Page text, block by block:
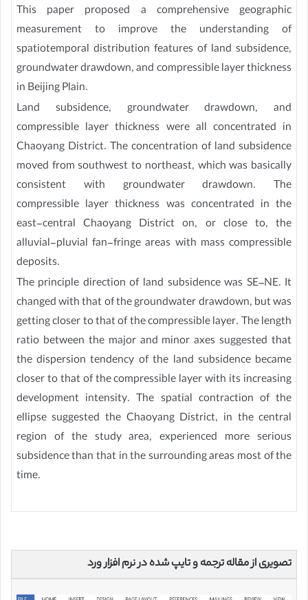
This paper proposed a comprehensive geographic
measurement to improve the understanding of
spatiotemporal distribution features of land subsidence,
groundwater drawdown, and compressible layer thickness
in Beijing Plain.
Land subsidence, groundwater drawdown, and
compressible layer thickness were all concentrated in
Chaoyang District. The concentration of land subsidence
moved from southwest to northeast, which was basically
consistent with groundwater drawdown. The
compressible layer thickness was concentrated in the
east-central Chaoyang District on, or close to, the
alluvial-pluvial fan-fringe areas with mass compressible
deposits.
The principle direction of land subsidence was SE–NE. It
changed with that of the groundwater drawdown, but was
getting closer to that of the compressible layer. The length
ratio between the major and minor axes suggested that
the dispersion tendency of the land subsidence became
closer to that of the compressible layer with its increasing
development intensity. The spatial contraction of the
ellipse suggested the Chaoyang District, in the central
region of the study area, experienced more serious
subsidence than that in the surrounding areas most of the
time.
تصویری از مقاله ترجمه و تایپ شده در نرم افزار ورد